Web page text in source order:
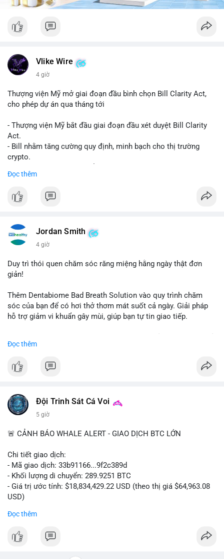
Vlike Wire
4 giờ
Thượng viện Mỹ mở giai đoạn đầu bình chọn Bill Clarity Act,
cho phép dự án qua tháng tới
- Thượng viện Mỹ bắt đầu giai đoạn đầu xét duyệt Bill Clarity
Act.
- Bill nhằm tăng cường quy định, minh bạch cho thị trường
crypto.
- Bill có thể ảnh hưởng pháp lý, hoạt động của các đồng tiền kỹ
$btc $eth
#vlikevn #titanbot
Đọc thêm
Jordan Smith
4 giờ
Duy trì thói quen chăm sóc răng miệng hằng ngày thật đơn
giản!
Thêm Dentabiome Bad Breath Solution vào quy trình chăm
sóc của bạn để có hơi thở thơm mát suốt cả ngày. Giải pháp
hỗ trợ giảm vi khuẩn gây mùi, giúp bạn tự tin giao tiếp.
lớn cho nụ cười khỏe mạnh.
#dentabiome #badbreathsolution
Đọc thêm
Đội Trinh Sát Cá Voi
5 giờ
🚨 CẢNH BÁO WHALE ALERT - GIAO DỊCH BTC LỚN
Chi tiết giao dịch:
- Mã giao dịch: 33b91166...9f2c389d
- Khối lượng di chuyển: 289.9251 BTC
- Giá trị ước tính: $18,834,429.22 USD (theo thị giá $64,963.08
USD)
Khối lượng gần 290 BTC tương đương gần 19 triệu USD được
Đọc thêm